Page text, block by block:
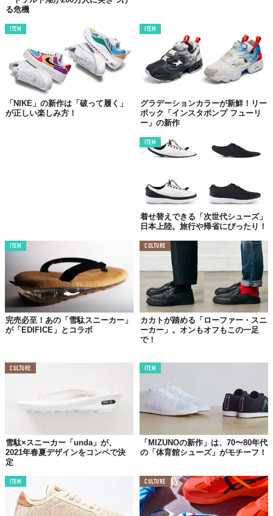
カナダグース銀座店、カナダグース千駄ヶ谷店、カナダグ
ース大阪店、カナダグース京都店、カナダグース阪急メン
ズ東京
【販売｜カナダグース公式オンラインストア】
https://www.canadagoose.jp/
TABI LABO
この世界は、もっと広いはずだ。
る危機
ITEM
「NIKE」の新作は「破って履く」
が正しい楽しみ方！
ITEM
グラデーションカラーが新鮮！リー
ボック「インスタポンプ フューリ
ー」の新作
ITEM
着せ替えできる「次世代シューズ」
日本上陸。旅行や帰省にぴったり！
ITEM
完売必至！あの「雪駄スニーカー」
が「EDIFICE」とコラボ
CULTURE
カカトが踏める「ローファー・スニ
ーカー」。オンもオフもこの一足
で！
CULTURE
雪駄×スニーカー「unda」が、
2021年春夏デザインをコンペで決
定
ITEM
「MIZUNOの新作」は、70〜80年代
の「体育館シューズ」がモチーフ！
ITEM CULTURE